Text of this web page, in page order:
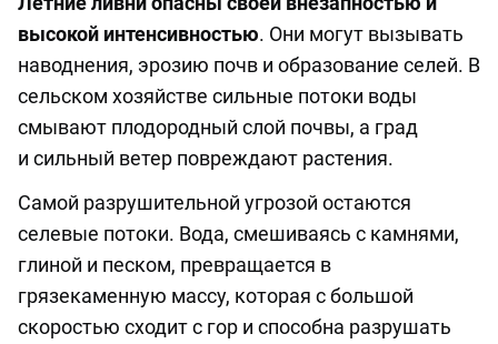
высокой интенсивностью. Они могут вызывать
наводнения, эрозию почв и образование селей. В
сельском хозяйстве сильные потоки воды
смывают плодородный слой почвы, а град
и сильный ветер повреждают растения.
Самой разрушительной угрозой остаются
селевые потоки. Вода, смешиваясь с камнями,
глиной и песком, превращается в
грязекаменную массу, которая с большой
скоростью сходит с гор и способна разрушать